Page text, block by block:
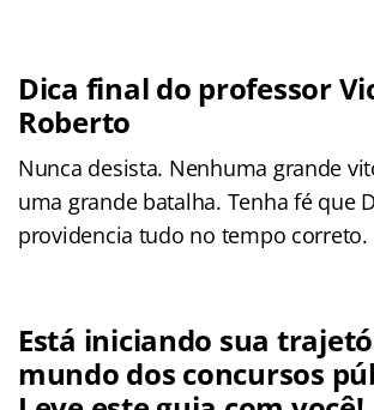
Dica final do professor
Roberto
Nunca desista. Nenhuma grande
uma grande batalha. Tenha fé que
providencia tudo no tempo correto.
Está iniciando sua
mundo dos concursos